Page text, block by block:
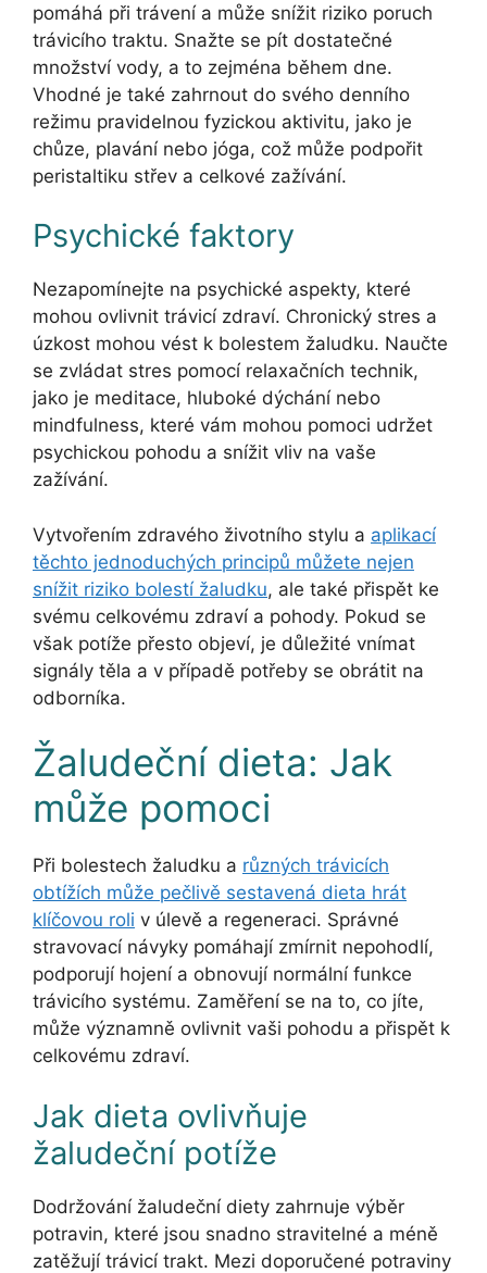
pomáhá při trávení a může snížit riziko poruch
trávicího traktu. Snažte se pít dostatečné
množství vody, a to zejména během dne.
Vhodné je také zahrnout do svého denního
režimu pravidelnou fyzickou aktivitu, jako je
chůze, plavání nebo jóga, což může podpořit
peristaltiku střev a celkové zažívání.
Psychické faktory
Nezapomínejte na psychické aspekty, které
mohou ovlivnit trávicí zdraví. Chronický stres a
úzkost mohou vést k bolestem žaludku. Naučte
se zvládat stres pomocí relaxačních technik,
jako je meditace, hluboké dýchání nebo
mindfulness, které vám mohou pomoci udržet
psychickou pohodu a snížit vliv na vaše
zažívání.
Vytvořením zdravého životního stylu a aplikací
těchto jednoduchých principů můžete nejen
snížit riziko bolestí žaludku, ale také přispět ke
svému celkovému zdraví a pohody. Pokud se
však potíže přesto objeví, je důležité vnímat
signály těla a v případě potřeby se obrátit na
odborníka.
Žaludeční dieta: Jak
může pomoci
Při bolestech žaludku a různých trávicích
obtížích může pečlivě sestavená dieta hrát
klíčovou roli v úlevě a regeneraci. Správné
stravovací návyky pomáhají zmírnit nepohodlí,
podporují hojení a obnovují normální funkce
trávicího systému. Zaměření se na to, co jíte,
může významně ovlivnit vaši pohodu a přispět k
celkovému zdraví.
Jak dieta ovlivňuje
žaludeční potíže
Dodržování žaludeční diety zahrnuje výběr
potravin, které jsou snadno stravitelné a méně
zatěžují trávicí trakt. Mezi doporučené potraviny